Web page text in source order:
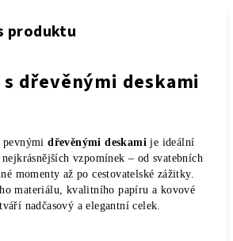
produktu
dřevěnými deskami
pevnýmidřevěnými deskami je ideální
vzpomínek – od svatebních
momenty až po cestovatelské zážitky.
materiálu, kvalitního papíru a kovové
nadčasový a elegantní celek.